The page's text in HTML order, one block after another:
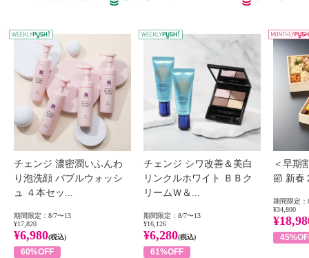
WEEKLY PUSH
チェンジ 濃密潤いふんわ
り泡洗顔 バブルウォッシ
ュ ４本セッ...
期間限定：8/7〜13
¥17,820
¥6,980(税込)
60%OFF
チェンジ シワ改善＆美白
リンクルホワイト ＢＢク
リームＷ＆...
期間限定：8/7〜13
¥16,126
¥6,280(税込)
61%OFF
＜早期
節 新春
期間限定：
¥34,800